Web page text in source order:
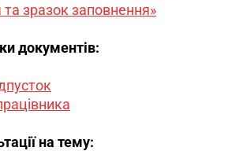
зразок заповнення»
документів:
на тему: